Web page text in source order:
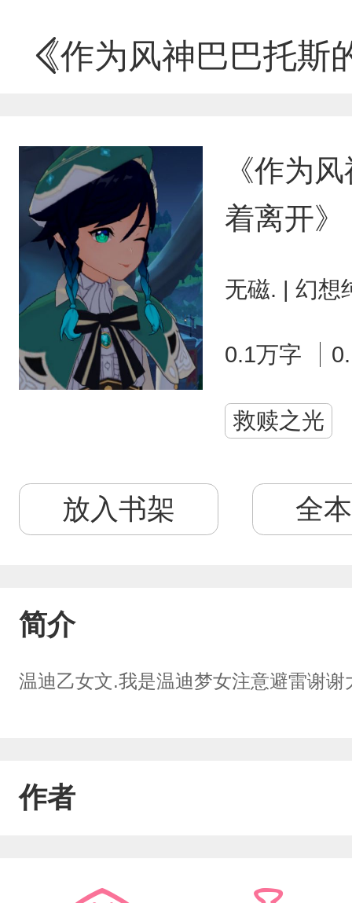
《作为风神巴巴托斯
《作为
着离开》
无磁. | 幻想
0.1万字
救赎之光
放入书架 全
简介
温迪乙女文.我是温迪梦女注意避雷谢谢
作者